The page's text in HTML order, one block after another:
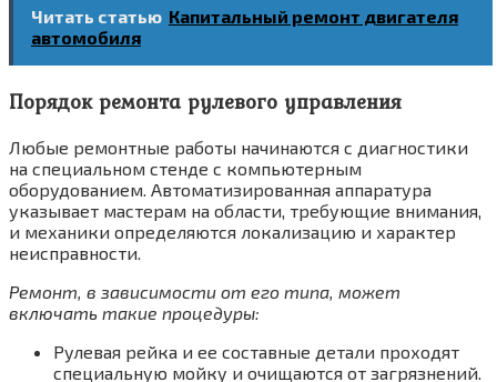
Читать статью Капитальный ремонт двигателя
автомобиля
Порядок ремонта рулевого управления
Любые ремонтные работы начинаются с диагностики
на специальном стенде с компьютерным
оборудованием. Автоматизированная аппаратура
указывает мастерам на области, требующие внимания,
и механики определяются локализацию и характер
неисправности.
Ремонт, в зависимости от его типа, может
включать такие процедуры:
Рулевая рейка и ее составные детали проходят
специальную мойку и очищаются от загрязнений.